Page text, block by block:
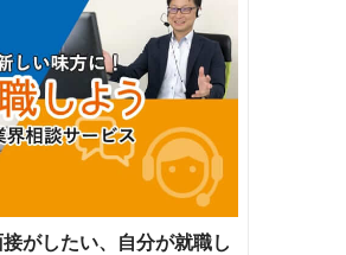
がしたい、自分が就職し